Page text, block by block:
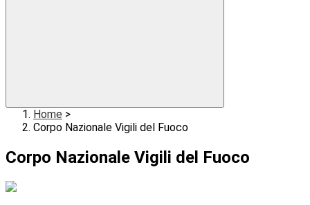
Home >
Corpo Nazionale Vigili del Fuoco
Corpo Nazionale Vigili del Fuoco